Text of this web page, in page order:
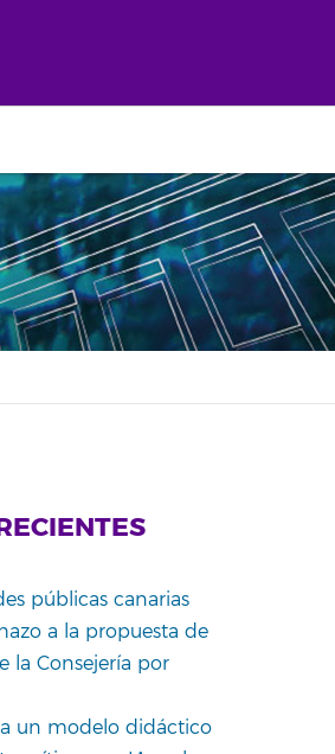
públicas canarias
a la propuesta de
la Consejería por
un modelo didáctico